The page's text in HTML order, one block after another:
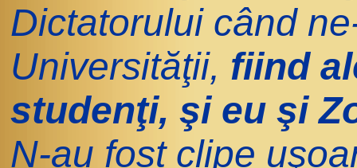
Dictatorului când
Universităţii, fiind
studenţi, şi eu şi
N-au fost clipe